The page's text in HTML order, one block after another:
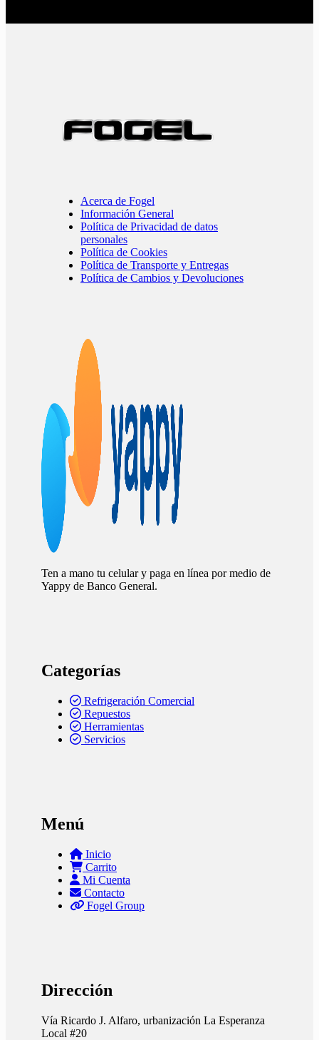
Acerca de Fogel
Información General
Política de Privacidad de datos
personales
Política de Cookies
Política de Transporte y Entregas
Política de Cambios y Devoluciones
Ten a mano tu celular y paga en línea por medio de
Yappy de Banco General.
Categorías
Refrigeración Comercial
Repuestos
Herramientas
Servicios
Menú
Inicio
Carrito
Mi Cuenta
Contacto
Fogel Group
Dirección
Vía Ricardo J. Alfaro, urbanización La Esperanza
Local #20